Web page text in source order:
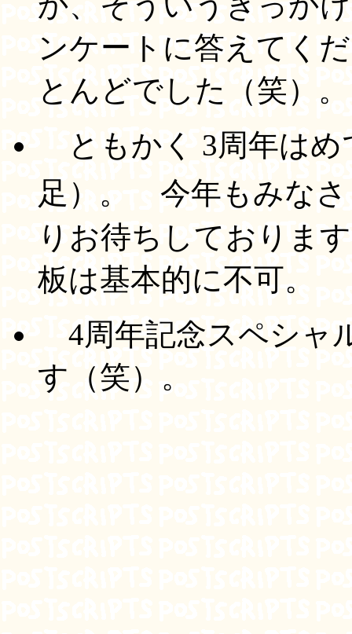
ンケートに答えてく
とんどでした（笑）。
ともかく 3周年はめ
足）。 今年もみな
りお待ちしており
板は基本的に不可。
4周年記念スペシャ
す（笑）。